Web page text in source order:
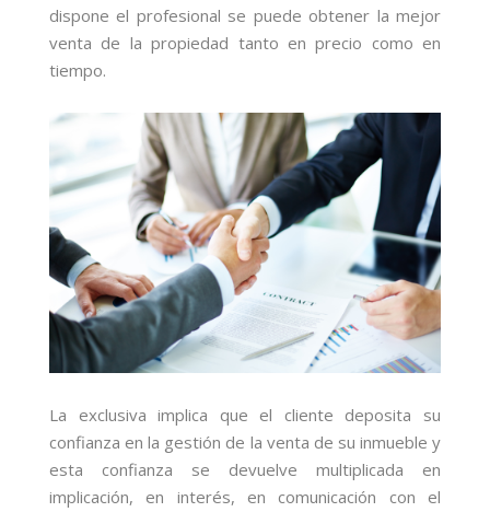
dispone el profesional se puede obtener la mejor
venta de la propiedad tanto en precio como en
tiempo.
La exclusiva implica que el cliente deposita su
confianza en la gestión de la venta de su inmueble y
esta confianza se devuelve multiplicada en
implicación, en interés, en comunicación con el